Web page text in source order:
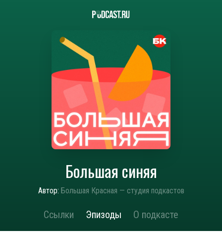
Большая синяя
Автор: Большая Красная — студия подкастов
Ссылки Эпизоды О подкасте